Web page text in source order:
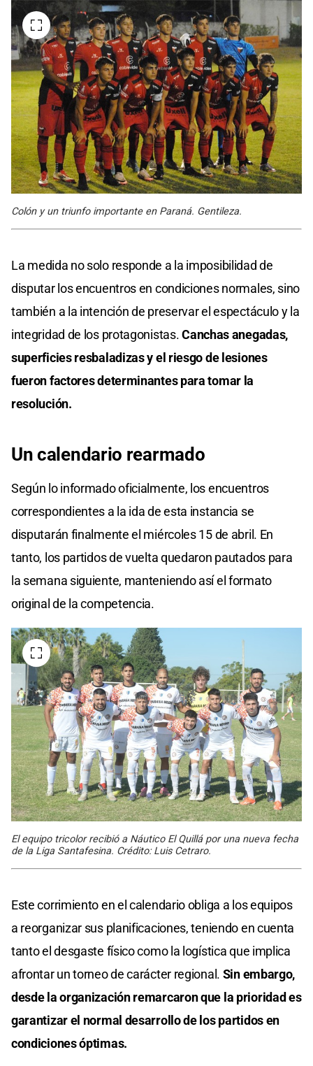
Colón y un triunfo importante en Paraná. Gentileza.
La medida no solo responde a la imposibilidad de
disputar los encuentros en condiciones normales, sino
también a la intención de preservar el espectáculo y la
integridad de los protagonistas.Canchas anegadas,
superficies resbaladizas y el riesgo de lesiones
fueron factores determinantes para tomar la
resolución.
Un calendario rearmado
Según lo informado oficialmente, los encuentros
correspondientes a la ida de esta instancia se
disputarán finalmente el miércoles 15 de abril. En
tanto, los partidos de vuelta quedaron pautados para
la semana siguiente, manteniendo así el formato
original de la competencia.
El equipo tricolor recibió a Náutico El Quillá por una nueva fecha
de la Liga Santafesina. Crédito: Luis Cetraro.
Este corrimiento en el calendario obliga a los equipos
a reorganizar sus planificaciones, teniendo en cuenta
tanto el desgaste físico como la logística que implica
afrontar un torneo de carácter regional. Sin embargo,
desde la organización remarcaron que la prioridad es
garantizar el normal desarrollo de los partidos en
condiciones óptimas.